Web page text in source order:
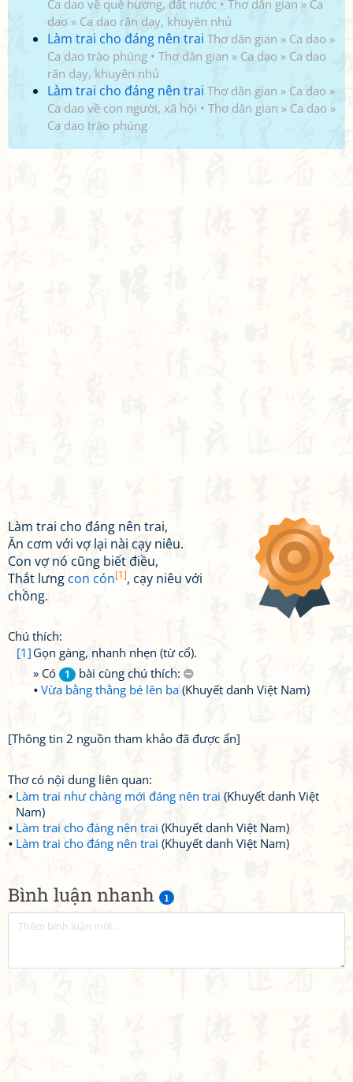
Bình luận nhanh 1
Ca dao về quê hương, đất nước • Thơ dân gian » Ca
dao » Ca dao răn dạy, khuyên nhủ
Làm trai cho đáng nên trai Thơ dân gian » Ca dao »
Ca dao trào phúng • Thơ dân gian » Ca dao » Ca dao
răn dạy, khuyên nhủ
Làm trai cho đáng nên trai Thơ dân gian » Ca dao »
Ca dao về con người, xã hội • Thơ dân gian » Ca dao »
Ca dao trào phúng
Làm trai cho đáng nên trai,
Ăn cơm với vợ lại nài cạy niêu.
Con vợ nó cũng biết điều,
Thắt lưng con cón[1], cạy niêu với
chồng.
Chú thích:
[1] Gọn gàng, nhanh nhẹn (từ cổ).
» Có
1
bài cùng chú thích:
Vừa bằng thằng bé lên ba (Khuyết danh Việt Nam)
[Thông tin 2 nguồn tham khảo đã được ẩn]
Thơ có nội dung liên quan:
Làm trai như chàng mới đáng nên trai (Khuyết danh Việt
Nam)
Làm trai cho đáng nên trai (Khuyết danh Việt Nam)
Làm trai cho đáng nên trai (Khuyết danh Việt Nam)